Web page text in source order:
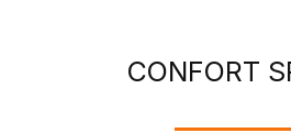
CONFORT